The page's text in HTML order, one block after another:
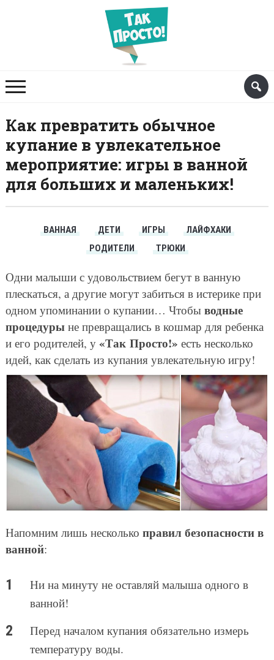
Как превратить обычное
купание в увлекательное
мероприятие: игры в ванной
для больших и маленьких!
ВАННАЯ ДЕТИ ИГРЫ
ЛАЙФХАКИ
РОДИТЕЛИ
ТРЮКИ
Одни малыши с удовольствием бегут в ванную
плескаться, а другие могут забиться в истерике при
одном упоминании о купании… Чтобы водные
процедурыне превращались в кошмар для ребенка
и его родителей, у «Так Просто!» есть несколько
идей, как сделать из купания увлекательную игру!
Напомним лишь несколько правил безопасности в
ванной:
Ни на минуту не оставляй малыша одного в
ванной!
Перед началом купания обязательно измерь
температуру воды.